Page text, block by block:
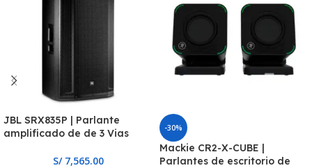
JBL SRX835P | Parlante
amplificado de de 3 Vias
S/7,565.00
-30%
Mackie CR2-X-CUBE |
Parlantes de escritorio de